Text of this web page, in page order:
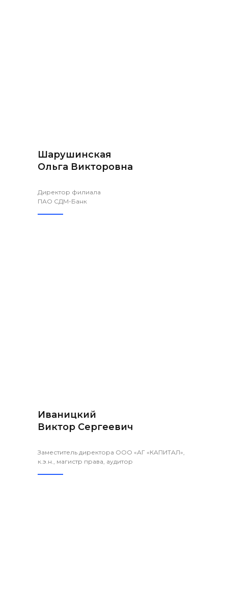
Шарушинская
Ольга Викторовна
Директор филиала
ПАО СДМ-Банк
Иваницкий
Виктор Сергеевич
Заместитель директора ООО «АГ «КАПИТАЛ»,
к.э.н., магистр права, аудитор